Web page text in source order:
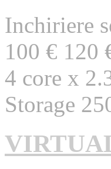
Inchiriere
100 € 120
4 core x
Storage